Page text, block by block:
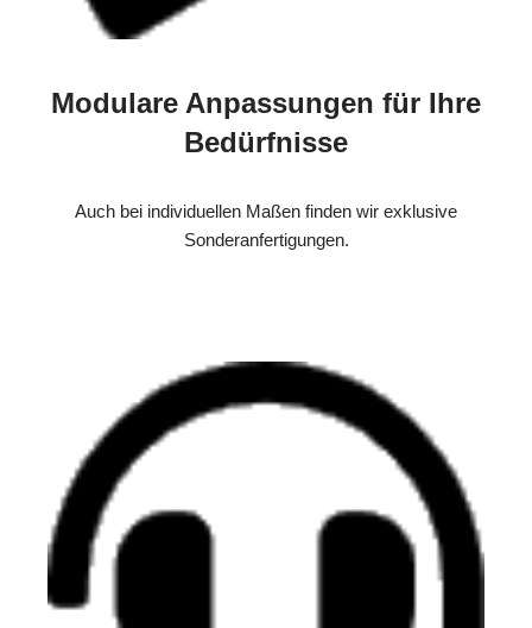
Modulare Anpassungen für Ihre
Bedürfnisse
Auch bei individuellen Maßen finden wir exklusive
Sonderanfertigungen.